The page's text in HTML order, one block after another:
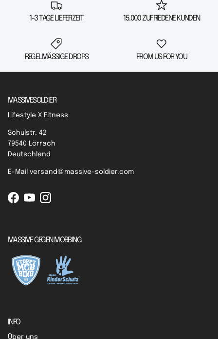
1-3 TAGE LIEFERZEIT 15.000 ZUFRIEDENE KUNDEN
REGELMÄSSIGE DROPS FROM US FOR YOU
MASSIVESOLDIER
Lifestyle X Fitness
Schulstr. 42
79540 Lörrach
Deutschland
E-Mail versand@massive-soldier.com
Facebook
YouTubeInstagram
MASSIVE GEGEN MOBBING
INFO
Über uns